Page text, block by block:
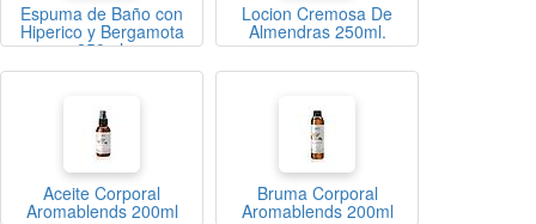
Espuma de Baño con
Hiperico y Bergamota
250ml.
Locion Cremosa De
Almendras 250ml.
Aceite Corporal
Aromablends 200ml
Bruma Corporal
Aromablends 200ml